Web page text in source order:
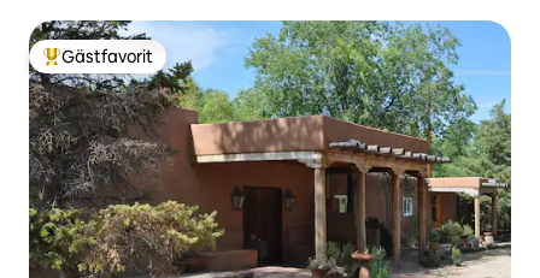
Populär gästfavorit
Gästfavorit